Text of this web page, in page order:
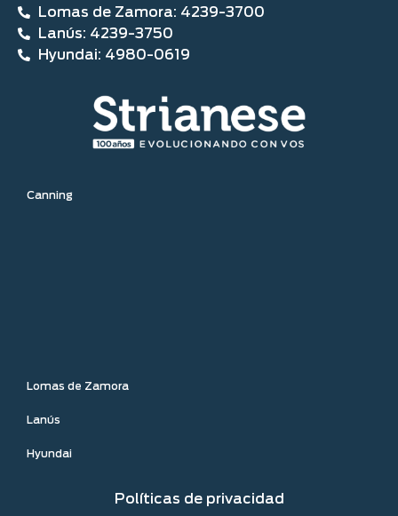
Lomas de Zamora: 4239-3700
Lanús: 4239-3750
Hyundai: 4980-0619
Canning
Lomas de Zamora
Lanús
Hyundai
Políticas de privacidad